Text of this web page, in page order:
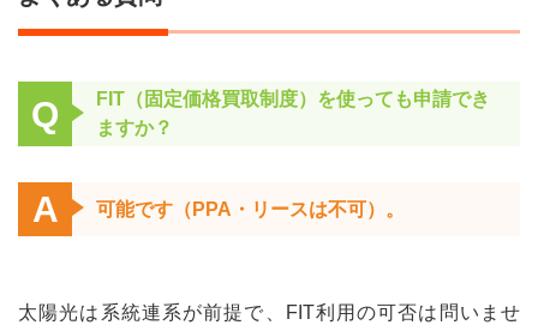
Q
FIT（固定価格買取制度）を使っても申請でき
ますか？
A 可能です（PPA・リースは不可）。
太陽光は系統連系が前提で、FIT利用の可否は問いませ